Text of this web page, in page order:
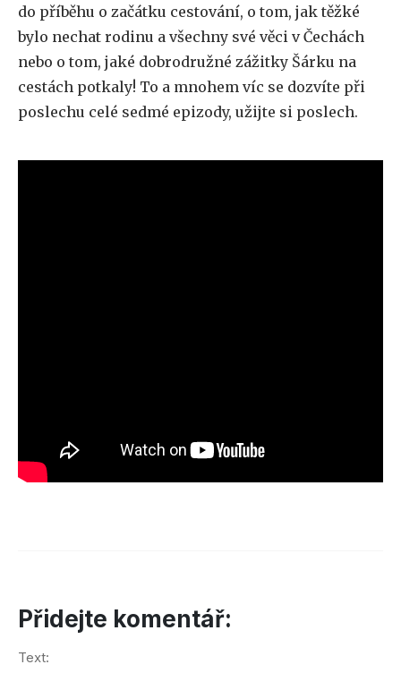
do příběhu o začátku cestování, o tom, jak těžké
bylo nechat rodinu a všechny své věci v Čechách
nebo o tom, jaké dobrodružné zážitky Šárku na
cestách potkaly! To a mnohem víc se dozvíte při
poslechu celé sedmé epizody, užijte si poslech.
Přidejte komentář:
Text: